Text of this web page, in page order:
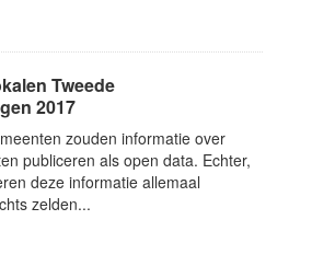
Tweede
2017
zouden informatie over
publiceren als open data. Echter,
deze informatie allemaal
zelden...